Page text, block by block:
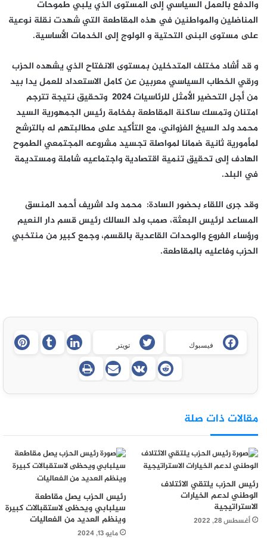
والدفع بالعمل السياسي إلى المستوى الذي يلبي طموحات
المناضلين والمواطنين في هذه المقاطعة التي شهدت نقلة نوعية
على مستوى البنى التحتية و الولوج إلى الخدمات الأساسية.
و قد أشاد مختلف المتدخلين بمستوى الانفتاح الذي يشهده الحزب
ورقي الخطاب السياسي معربين عن كامل الاستعداد للعمل يدا بيد
من أجل التحضير الأمثل للرئاسيات 2024 وتحقيق نتيجة تترجم
امتنان وتمسك ساكنة المقاطعة بفخامة رئيس الجمهورية السيد
محمد ولد السيخ الغزواني، مع التأكيد على مطالبتهم له بالترشح
لمأمورية ثانية ضمانا لمواصلة تجسيد مشروعه المجتمعي الطموح
الهادف إلى تحقيق تنمية اقتصادية واجتماعيه شاملة ومستديمة
في البلد.
وقد جرى اللقاء بحضور السادة: محمد ولد اشريف أحمد المنسق
المساعد لرئيس البعثة، صمب ولد السالك رئيس قسم دار النعيم
ورؤساء الفروع والوحدات القاعدية بالقسم، وجمع كبير من منتخبي
الحزب وفاعليه بالمقاطعة.
فيسبوك تويتر
مقالات ذات صلة
رئيس الحزب يلتقي الائتلاف
الوطني لدعم الخيارات
الاستراتيجية
أغسطس 28, 2022
رئيس الحزب يصل مقاطعة
سيلبابي ويحظى لاستقبالات كبيرة
وينظم العديد من الفعاليات
مايو 13, 2024